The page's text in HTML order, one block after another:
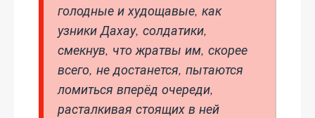
голодные и худощавые, как
узники Дахау, солдатики,
смекнув, что жратвы им, скорее
всего, не достанется, пытаются
ломиться вперёд очереди,
расталкивая стоящих в ней